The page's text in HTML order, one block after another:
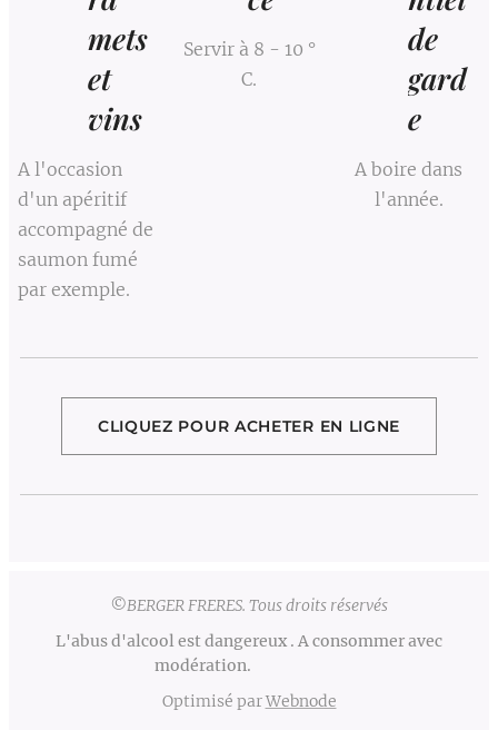
mets
et
vins
A l'occasion
d'un apéritif
accompagné de
saumon fumé
par exemple.
Servir à 8 - 10 °
C.
de
gard
e
A boire dans
l'année.
CLIQUEZ POUR ACHETER EN LIGNE
©BERGER FRERES. Tous droits réservés
L'abus d'alcool est dangereux . A consommer avec
modération.
Optimisé parWebnode